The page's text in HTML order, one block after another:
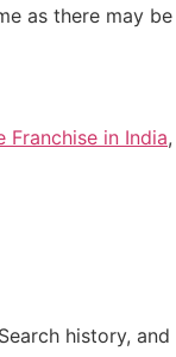
as there may
Franchise in India,
history, and